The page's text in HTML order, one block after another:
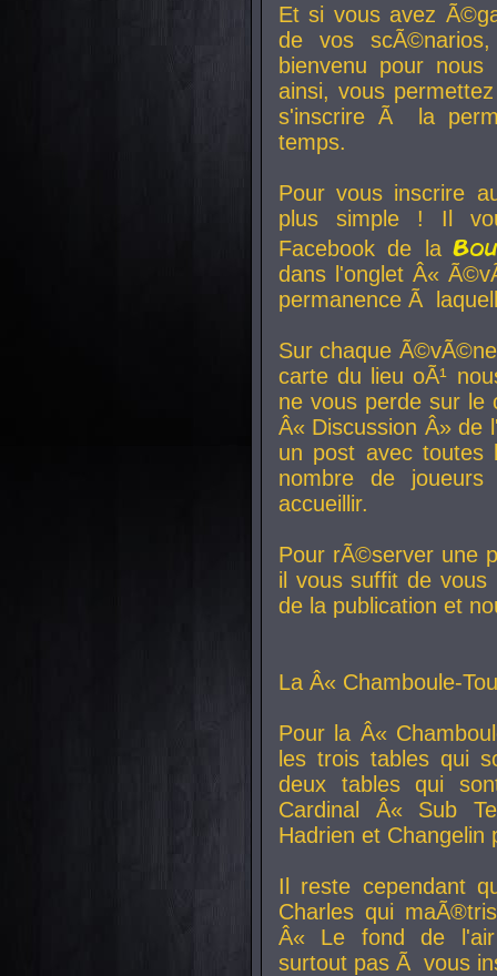
Et si vous avez
de vos
bienvenu pour
ainsi, vous
s'inscrire Ã la
temps.
Pour vous inscrire
plus simple ! Il
Facebook de la
dans l'onglet Â«
permanence Ã
Sur chaque
carte du lieu oÃ¹
ne vous perde sur le
Â« Discussion Â» de
un post avec toutes
nombre de
accueillir.
Pour rÃ©server une
il vous suffit de vous
de la publication et
La Â« Chamboule-
Pour la Â«
les trois tables qui
deux tables qui
Cardinal
Â« Sub
Hadrien et Changelin
Il reste cependant
Charles qui
Â« Le fond de
surtout pas Ã vous